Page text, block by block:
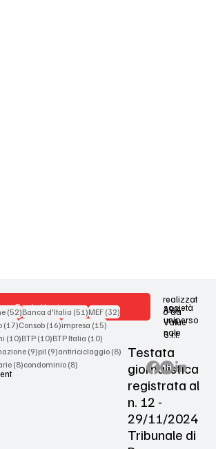
Contattaci
realizzat
o da
società
uniperso
nale
ARX
Value
S.r.l.
Testata
giornalistica
registrata al
n. 12 -
29/11/2024
Tribunale di
(52)52 post
Banca d'Italia (51)51 post
MEF (32)32 post
(17)17 post
Consob (16)16 post
impresa (15)15 post
(10)10 post
BTP (10)10 post
BTP Italia (10)10 post
(9)9 post
pil (9)9 post
antiriciclaggio (8)8 post
(8)8 post
condominio (8)8 post